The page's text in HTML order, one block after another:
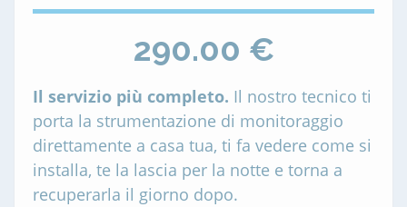
290.00 €
Il servizio più completo. Il nostro tecnico ti
porta la strumentazione di monitoraggio
direttamente a casa tua, ti fa vedere come si
installa, te la lascia per la notte e torna a
recuperarla il giorno dopo.